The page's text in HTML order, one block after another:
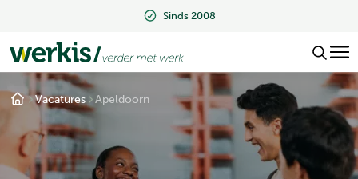
Beoordeeld met een 9.2
Vacatures Apeldoorn